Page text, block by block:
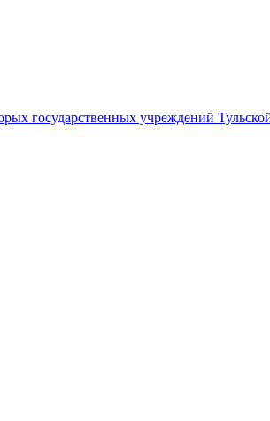
государственных учреждений